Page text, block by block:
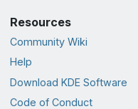
Resources
Community Wiki
Help
Download KDE Software
Code of Conduct